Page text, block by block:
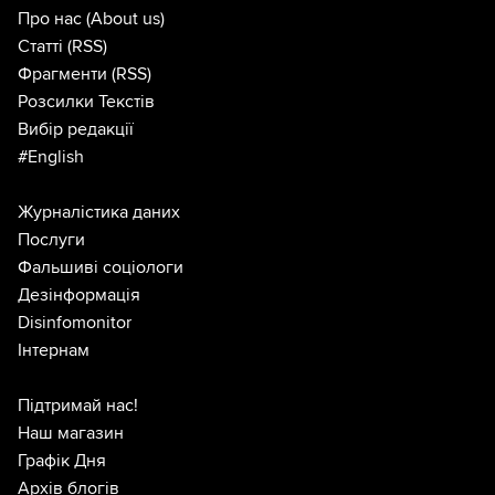
Про нас (About us)
Статті (RSS)
Фрагменти (RSS)
Розсилки Текстів
Вибір редакції
#English
Журналістика даних
Послуги
Фальшиві соціологи
Дезінформація
Disinfomonitor
Інтернам
Підтримай нас!
Наш магазин
Графік Дня
Архів блогів